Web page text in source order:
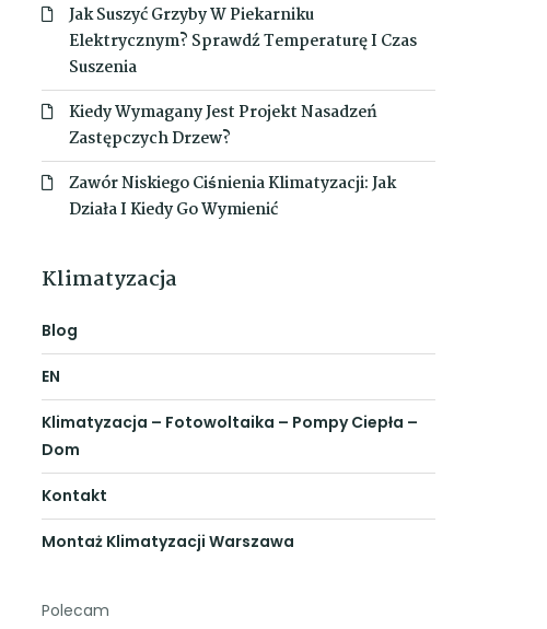
Jak Suszyć Grzyby W Piekarniku
Elektrycznym? Sprawdź Temperaturę I Czas
Suszenia
Kiedy Wymagany Jest Projekt Nasadzeń
Zastępczych Drzew?
Zawór Niskiego Ciśnienia Klimatyzacji: Jak
Działa I Kiedy Go Wymienić
Klimatyzacja
Blog
EN
Klimatyzacja – Fotowoltaika – Pompy Ciepła –
Dom
Kontakt
Montaż Klimatyzacji Warszawa
Polecam